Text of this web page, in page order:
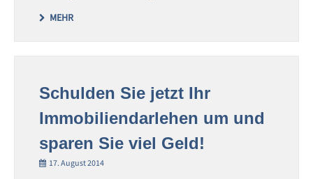
MEHR
Schulden Sie jetzt Ihr
Immobiliendarlehen um und
sparen Sie viel Geld!
17. August 2014